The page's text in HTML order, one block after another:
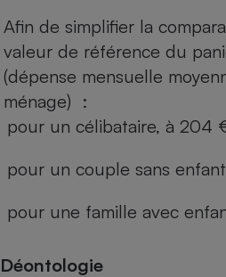
Afin de simplifier la
valeur de référence du
(dépense mensuelle
ménage) :
pour un célibataire, à 204
pour un couple sans
pour une famille avec
Déontologie